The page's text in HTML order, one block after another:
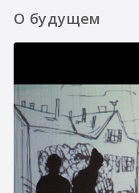
О будущем